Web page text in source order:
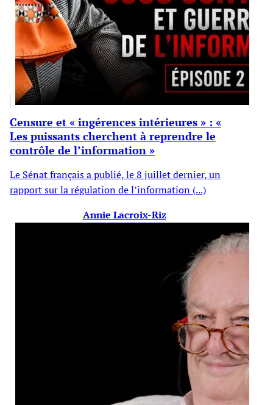
Censure et « ingérences intérieures » : «
Les puissants cherchent à reprendre le
contrôle de l’information »
Le Sénat français a publié, le 8 juillet dernier, un
rapport sur la régulation de l’information (...)
Annie Lacroix-Riz